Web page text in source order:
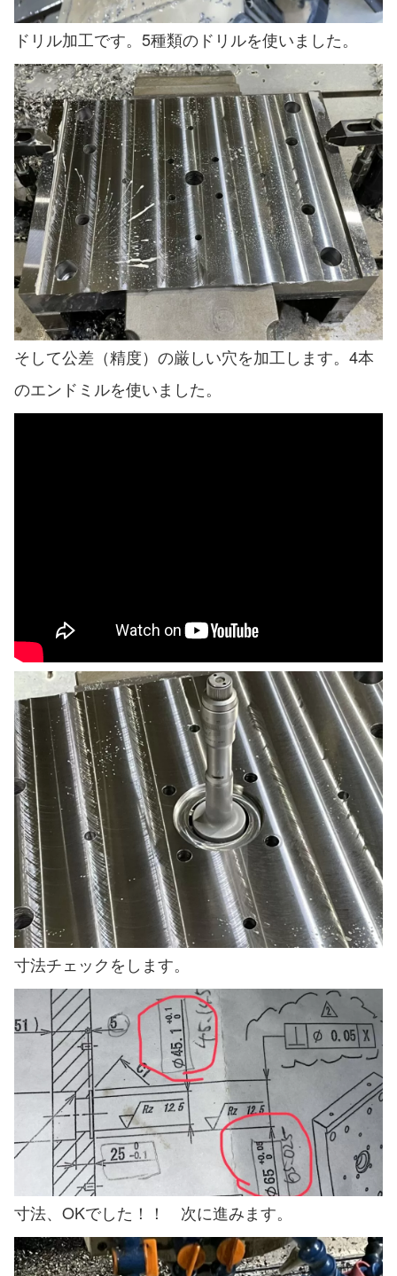
ドリル加工です。5種類のドリルを使いました。
そして公差（精度）の厳しい穴を加工します。4本
のエンドミルを使いました。
寸法チェックをします。
寸法、OKでした！！ 次に進みます。